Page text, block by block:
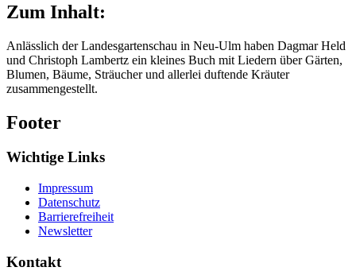
Zum Inhalt:
Anlässlich der Landesgartenschau in Neu-Ulm haben Dagmar Held
und Christoph Lambertz ein kleines Buch mit Liedern über Gärten,
Blumen, Bäume, Sträucher und allerlei duftende Kräuter
zusammengestellt.
Footer
Wichtige Links
Impressum
Datenschutz
Barrierefreiheit
Newsletter
Kontakt